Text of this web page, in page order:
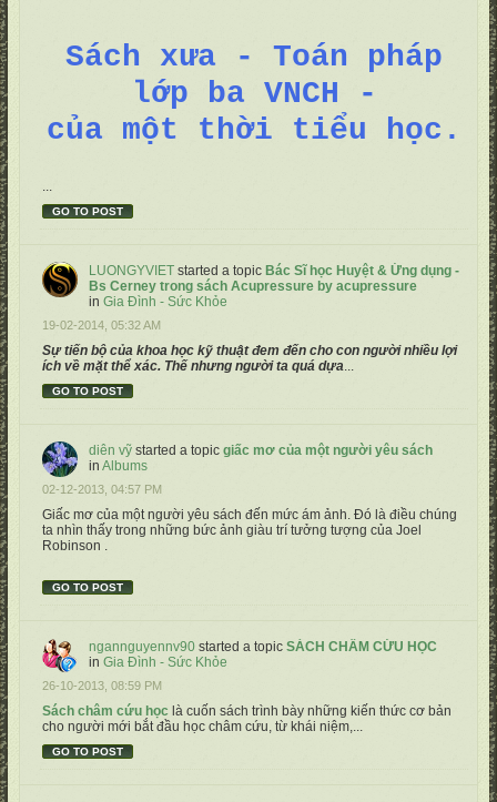
Sách xưa - Toán pháp
lớp ba VNCH -
của một thời tiểu học.
...
GO TO POST
LUONGYVIET started a topic Bác Sĩ học Huyệt & Ứng dụng -
Bs Cerney trong sách Acupressure by acupressure
in Gia Đình - Sức Khỏe
19-02-2014, 05:32 AM
Sự tiến bộ của khoa học kỹ thuật đem đến cho con người nhiều lợi
ích về mặt thể xác. Thế nhưng người ta quá dựa...
GO TO POST
diên vỹ started a topic giấc mơ của một người yêu sách
in Albums
02-12-2013, 04:57 PM
Giấc mơ của một người yêu sách đến mức ám ảnh. Đó là điều chúng
ta nhìn thấy trong những bức ảnh giàu trí tưởng tượng của Joel
Robinson .
GO TO POST
ngannguyennv90 started a topic SÁCH CHÂM CỨU HỌC
in Gia Đình - Sức Khỏe
26-10-2013, 08:59 PM
Sách châm cứu học là cuốn sách trình bày những kiến thức cơ bản
cho người mới bắt đầu học châm cứu, từ khái niệm,...
GO TO POST